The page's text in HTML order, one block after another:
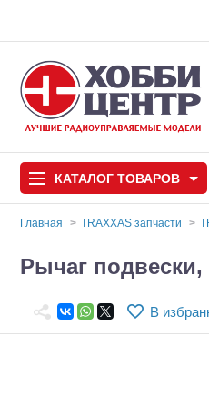
КАТАЛОГ ТОВАРОВ
Игрушки
Главная TRAXXAS запчасти
Рычаг
В